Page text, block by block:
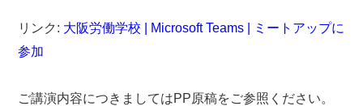
リンク: 大阪労働学校 | Microsoft Teams | ミートアップに
参加
ご講演内容につきましてはPP原稿をご参照ください。